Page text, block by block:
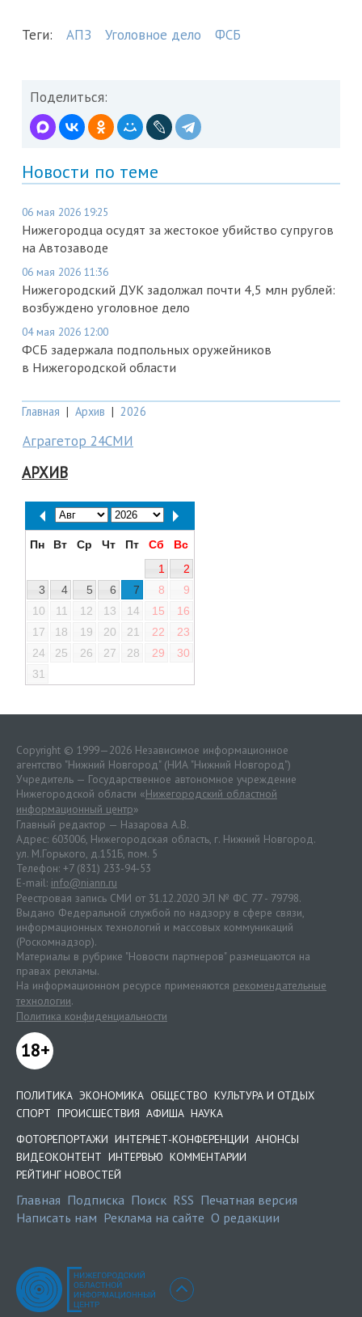
Теги: АПЗ Уголовное дело ФСБ
Поделиться:
Новости по теме
06 мая 2026 19:25
Нижегородца осудят за жестокое убийство супругов
на Автозаводе
06 мая 2026 11:36
Нижегородский ДУК задолжал почти 4,5 млн рублей:
возбуждено уголовное дело
04 мая 2026 12:00
ФСБ задержала подпольных оружейников
в Нижегородской области
Главная | Архив | 2026
Аграгетор 24СМИ
АРХИВ
Пн Вт Ср Чт Пт Сб
Вс
1
2
3
4 5 6 7 8
9
10
11 12 13 14 15
16
17
18 19 20 21 22
23
24
25 26 27 28 29
30
31
Copyright © 1999—2026 Независимое информационное
агентство "Нижний Новгород" (НИА "Нижний Новгород")
Учредитель — Государственное автономное учреждение
Нижегородской области «Нижегородский областной
информационный центр»
Главный редактор — Назарова А.В.
Адрес: 603006, Нижегородская область, г. Нижний Новгород.
ул. М.Горького, д.151Б, пом. 5
Телефон: +7 (831) 233-94-53
E-mail: info@niann.ru
Реестровая запись СМИ от 31.12.2020 ЭЛ № ФС 77 - 79798.
Выдано Федеральной службой по надзору в сфере связи,
информационных технологий и массовых коммуникаций
(Роскомнадзор).
Материалы в рубрике "Новости партнеров" размещаются на
правах рекламы.
На информационном ресурсе применяются рекомендательные
технологии.
Политика конфиденциальности
18+
ПОЛИТИКА ЭКОНОМИКА ОБЩЕСТВО КУЛЬТУРА И ОТДЫХ
СПОРТ ПРОИСШЕСТВИЯ АФИША НАУКА
ФОТОРЕПОРТАЖИ ИНТЕРНЕТ-КОНФЕРЕНЦИИ АНОНСЫ
ВИДЕОКОНТЕНТ ИНТЕРВЬЮ КОММЕНТАРИИ
РЕЙТИНГ НОВОСТЕЙ
Главная Подписка Поиск RSS Печатная версия
Написать нам Реклама на сайте О редакции